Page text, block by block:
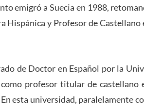
emigró a Suecia en 1988,
Hispánica y Profesor de
de Doctor en Español por la
profesor titular de castellano
esta universidad, paralelamente